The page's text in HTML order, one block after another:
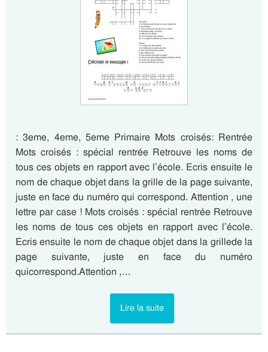
: 3eme, 4eme, 5eme Primaire Mots croisés: Rentrée
Mots croisés : spécial rentrée Retrouve les noms de
tous ces objets en rapport avec l’école. Ecris ensuite le
nom de chaque objet dans la grille de la page suivante,
juste en face du numéro qui correspond. Attention , une
lettre par case ! Mots croisés : spécial rentrée Retrouve
les noms de tous ces objets en rapport avec l’école.
Ecris ensuite le nom de chaque objet dans la grillede la
page suivante, juste en face du numéro
quicorrespond.Attention ,…
Lire la suite